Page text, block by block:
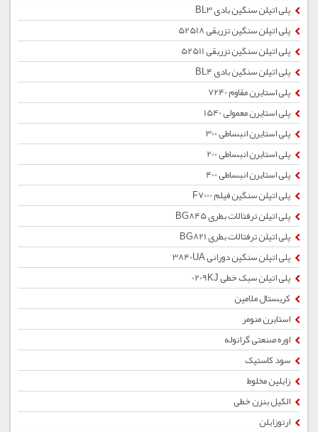
پلی اتیلن سنگین بادی BL3
پلی اتیلن سنگین تزریقی 52518
پلی اتیلن سنگین تزریقی 52511
پلی اتیلن سنگین بادی BL4
پلی استایرن مقاوم 7240
پلی استایرن معمولی 1540
پلی استایرن انبساطی 300
پلی استایرن انبساطی 200
پلی استایرن انبساطی 400
پلی اتیلن سنگین فیلم F7000
پلی اتیلن ترفتالات بطری BG845
پلی اتیلن ترفتالات بطری BG821
پلی اتیلن سنگین دورانی 3840UA
پلی اتیلن سبک خطی 0209KJ
کریستال ملامین
استایرن منومر
اوره صنعتی گرانوله
سود کاستیک
زایلین مخلوط
الکیل بنزن خطی
ارتوزایلن